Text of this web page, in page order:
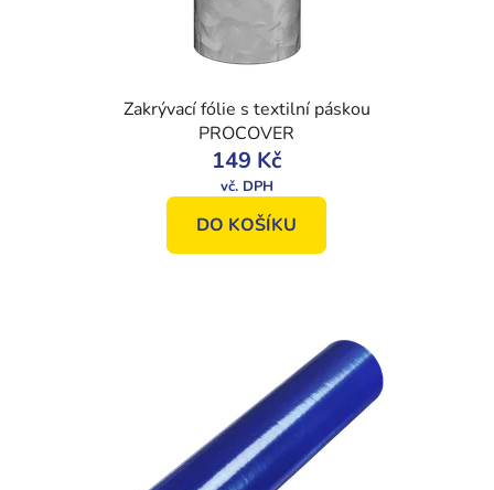
Zakrývací fólie s textilní páskou
PROCOVER
149 Kč
DO KOŠÍKU